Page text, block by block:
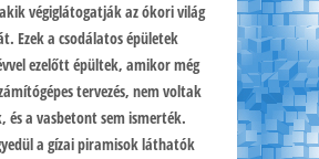
végiglátogatják az ókori világ
Ezek a csodálatos épületek
ezelőtt épültek, amikor még
tervezés, nem voltak
és a vasbetont sem ismerték.
a gízai piramisok láthatók